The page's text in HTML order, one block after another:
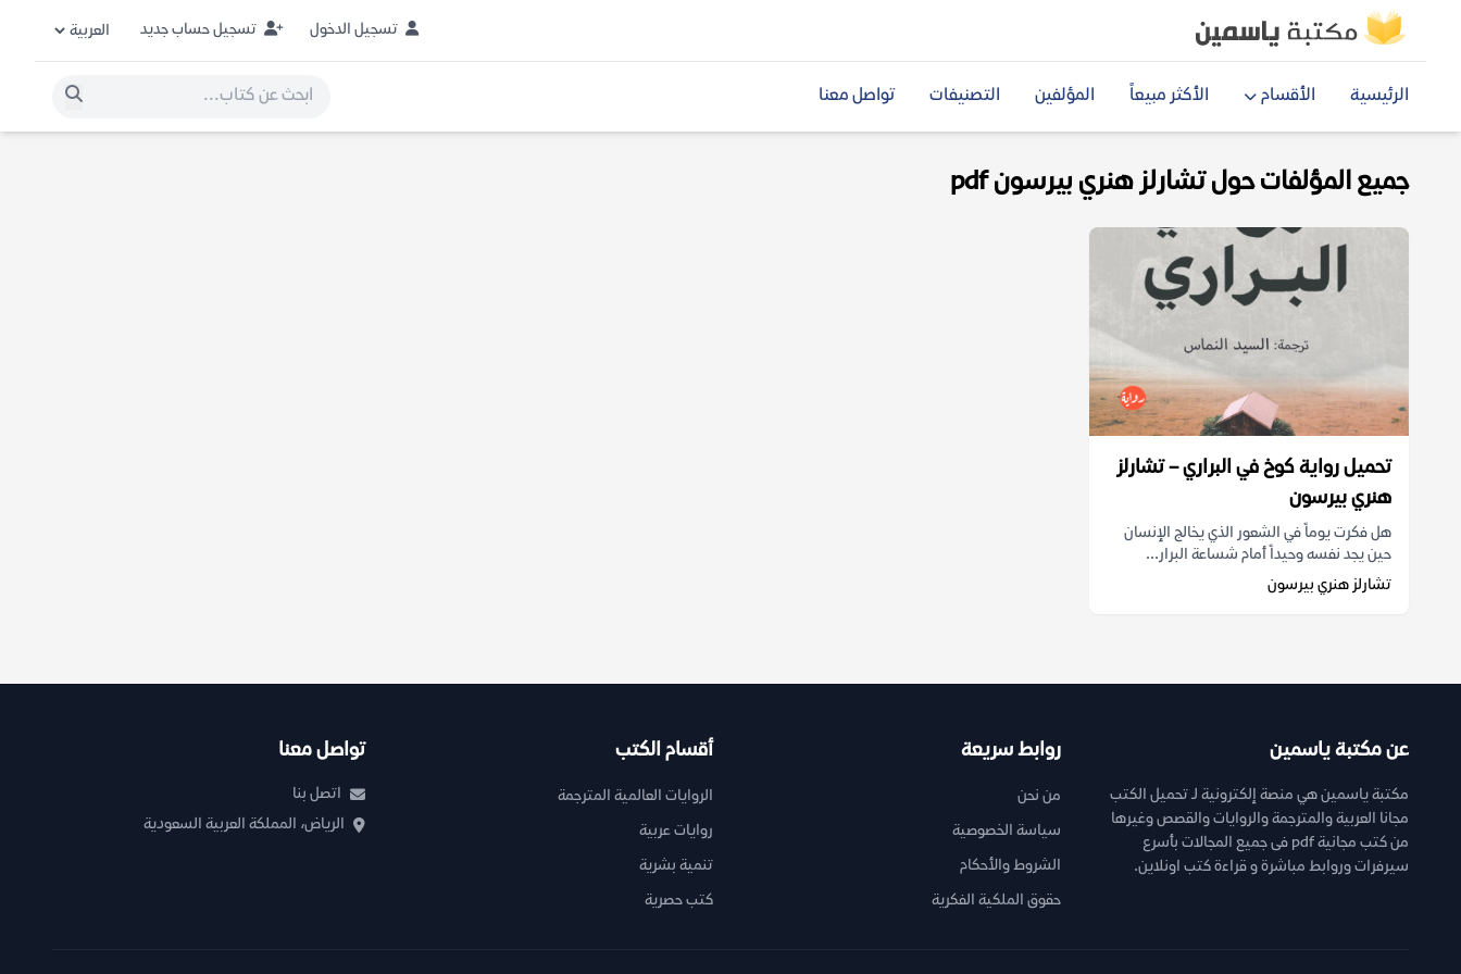
تسجيل الدخول تسجيل حساب جديد
الرئيسية الأقسام الأكثر مبيعاً المؤلفين التصنيفات تواصل معنا
جميع المؤلفات حول تشارلز هنري بيرسون pdf
تحميل رواية كوخ في البراري – تشارلز
هنري بيرسون
هل فكرت يوماً في الشعور الذي يخالج الإنسان
حين يجد نفسه وحيداً أمام شساعة البرار...
تشارلز هنري بيرسون
عن مكتبة ياسمين
مكتبة ياسمين هي منصة إلكترونية لـ تحميل الكتب
مجانا العربية والمترجمة والروايات والقصص وغيرها
من كتب مجانية pdf فى جميع المجالات بأسرع
سيرفرات وروابط مباشرة و قراءة كتب اونلاين.
روابط سريعة
من نحن
سياسة الخصوصية
الشروط والأحكام
حقوق الملكية الفكرية
أقسام الكتب
الروايات العالمية المترجمة
روايات عربية
تنمية بشرية
كتب حصرية
تواصل معنا
اتصل بنا
الرياض، المملكة العربية السعودية